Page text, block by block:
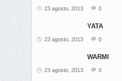
23 agosto, 2013 0
YATA
23 agosto, 2013 0
WARMI
23 agosto, 2013 0